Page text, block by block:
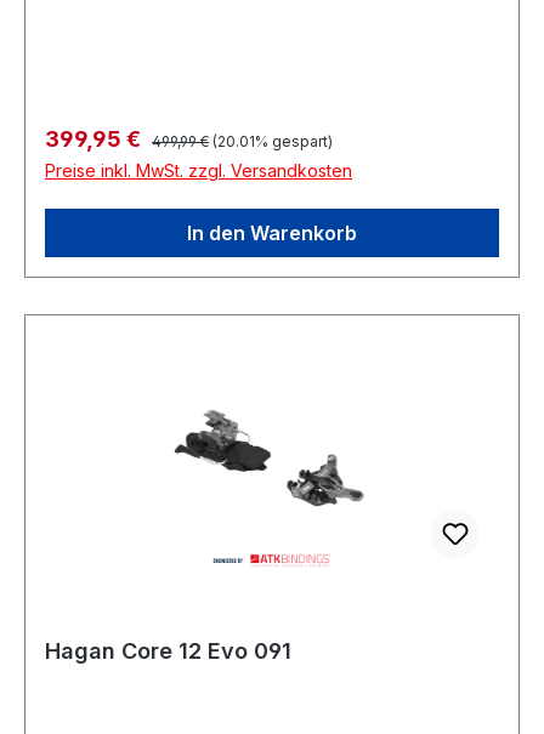
Verkaufspreis:
399,95 € Regulärer Preis:
499,99 € (20.01% gespart)
Preise inkl. MwSt. zzgl. Versandkosten
In den Warenkorb
Hagan Core 12 Evo 091